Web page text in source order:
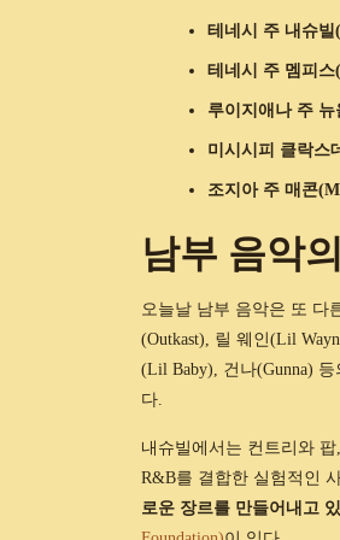
테네시 주 내슈빌
테네시 주 멤피스
루이지애나 주
미시시피 클락스
조지아 주 매콘
남부 음악
오늘날 남부 음악은 또 다
(Outkast), 릴 웨인(Lil
(Lil Baby), 건나(Gunna)
다.
내슈빌에서는 컨트리와
R&B를 결합한 실험적인
로운 장르를 만들어내고